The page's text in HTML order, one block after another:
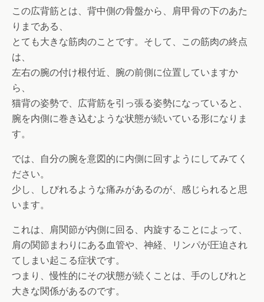
この広背筋とは、背中側の骨盤から、肩甲骨の下のあた
りまである、
とても大きな筋肉のことです。そして、この筋肉の終点
は、
左右の腕の付け根付近、腕の前側に位置していますか
ら、
猫背の姿勢で、広背筋を引っ張る姿勢になっていると、
腕を内側に巻き込むような状態が続いている形になりま
す。
では、自分の腕を意図的に内側に回すようにしてみてく
ださい。
少し、しびれるような痛みがあるのが、感じられると思
います。
これは、肩関節が内側に回る、内旋することによって、
肩の関節まわりにある血管や、神経、リンパが圧迫され
てしまい起こる症状です。
つまり、慢性的にその状態が続くことは、手のしびれと
大きな関係があるのです。